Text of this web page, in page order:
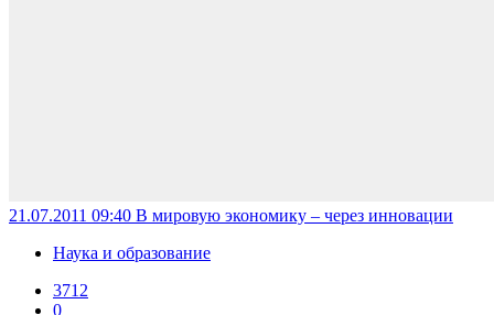
21.07.2011 09:40 В мировую экономику – через инновации
Наука и образование
3712
0